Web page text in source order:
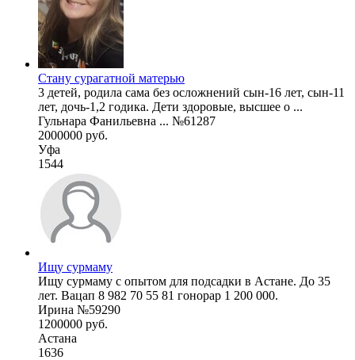
Стану сурагатной матерью
3 детей, родила сама без осложнений сын-16 лет, сын-11
лет, дочь-1,2 годика. Дети здоровые, высшее о ...
Гульнара Фанильевна ... №61287
2000000 руб.
Уфа
1544
Ищу сурмаму
Ищу сурмаму с опытом для подсадки в Астане. До 35
лет. Вацап 8 982 70 55 81 гонорар 1 200 000.
Ирина №59290
1200000 руб.
Астана
1636